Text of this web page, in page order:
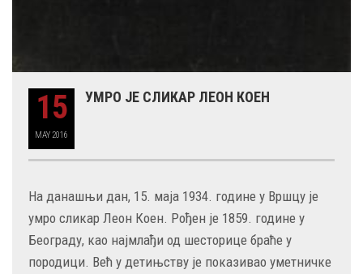
15
MAY 2016
УМРО ЈЕ СЛИКАР ЛЕОН КОЕН
На данашњи дан, 15. маја 1934. године у Вршцу је
умро сликар Леон Коен. Рођен је 1859. године у
Београду, као најмлађи од шесторице браће у
породици. Већ у детињству је показивао уметничке